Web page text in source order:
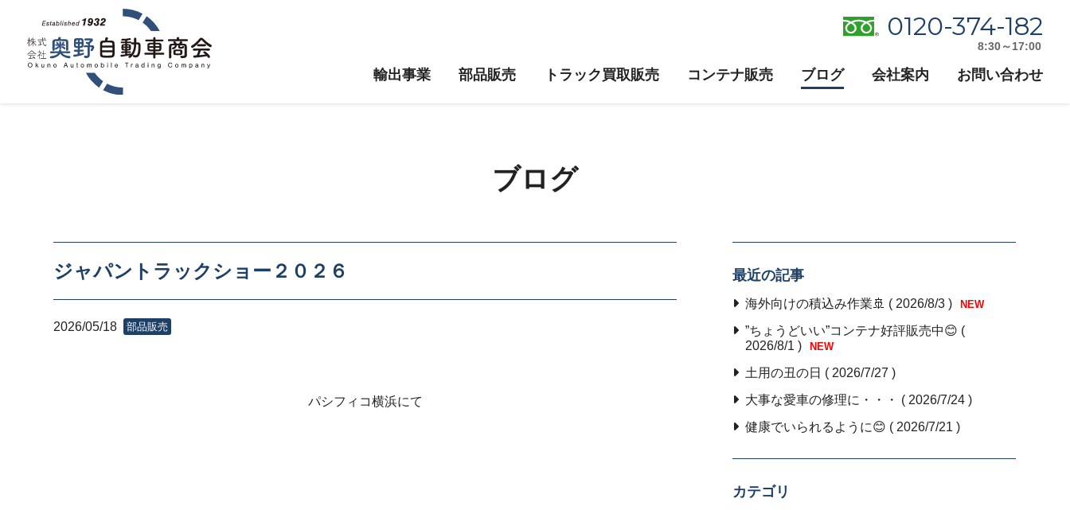
0120-374-182
8:30～17:00
輸出事業 部品販売 トラック買取販売 コンテナ販売 ブログ 会社案内 お問い合わせ
ブログ
ジャパントラックショー２０２６
2026/05/18 部品販売
パシフィコ横浜にて
最近の記事
海外向けの積込み作業🚢 ( 2026/8/3 ) NEW
”ちょうどいい”コンテナ好評販売中😊 (
2026/8/1 )
NEW
土用の丑の日 ( 2026/7/27 )
大事な愛車の修理に・・・ ( 2026/7/24 )
健康でいられるように😊 ( 2026/7/21 )
カテゴリ